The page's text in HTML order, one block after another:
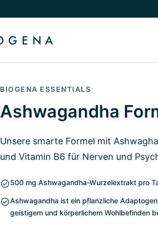
BIOGENA ESSENTIALS
Ashwagandha
Unsere smarte Formel mit
und Vitamin B6 für Nerven und
500 mg Ashwagandha-Wurzelextrakt pro
Ashwagandha ist ein pflanzliche
geistigem und körperlichem Wohlbefinden